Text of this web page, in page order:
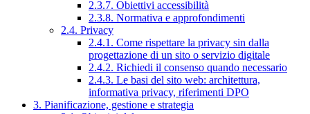
2.3.7. Obiettivi accessibilità
2.3.8. Normativa e approfondimenti
2.4. Privacy
2.4.1. Come rispettare la privacy sin dalla
progettazione di un sito o servizio digitale
2.4.2. Richiedi il consenso quando necessario
2.4.3. Le basi del sito web: architettura,
informativa privacy, riferimenti DPO
3. Pianificazione, gestione e strategia